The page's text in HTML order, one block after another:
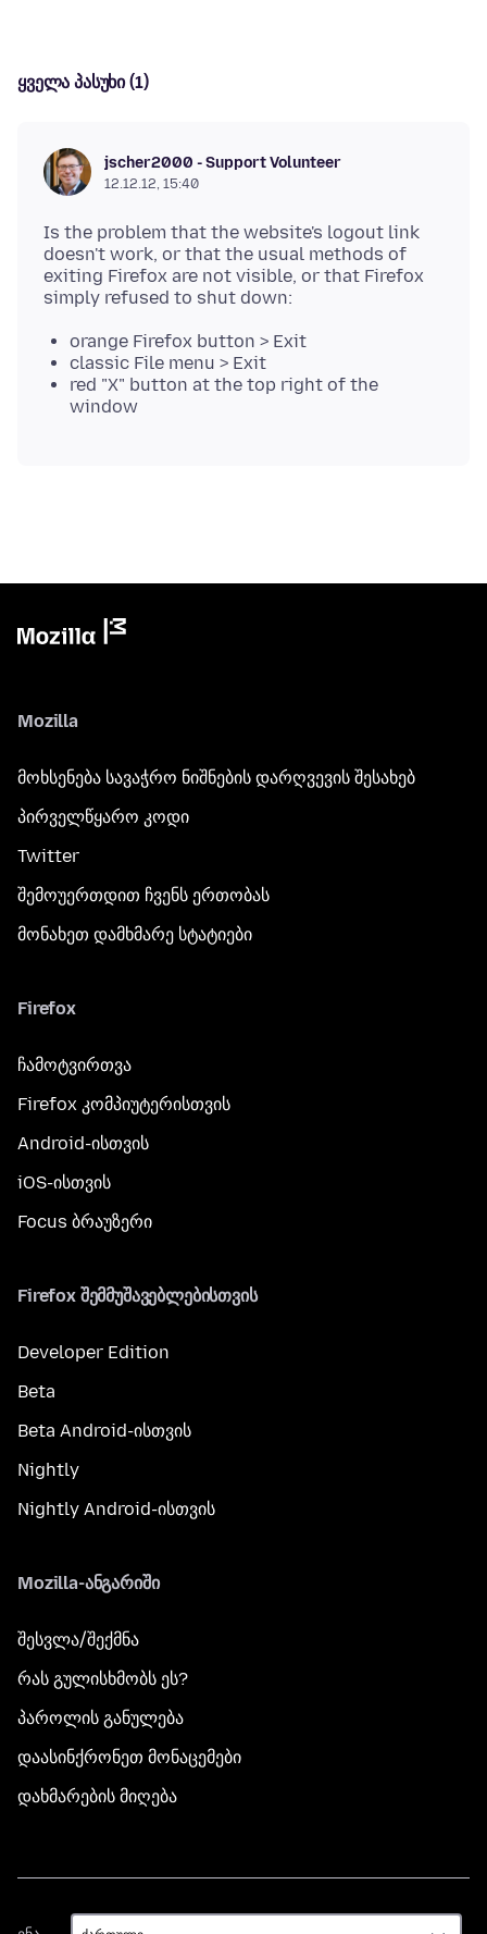
ყველა პასუხი (1)
jscher2000 - Support Volunteer
12.12.12, 15:40
Is the problem that the website's logout link
doesn't work, or that the usual methods of
exiting Firefox are not visible, or that Firefox
orange Firefox button > Exit
classic File menu > Exit
red "X" button at the top right of the
window
Mozilla
მოხსენება სავაჭრო ნიშნების დარღვევის შესახებ
პირველწყარო კოდი
Twitter
შემოუერთდით ჩვენს ერთობას
მონახეთ დამხმარე სტატიები
Firefox
ჩამოტვირთვა
Firefox კომპიუტერისთვის
Android-ისთვის
iOS-ისთვის
Focus ბრაუზერი
Firefox შემმუშავებლებისთვის
Developer Edition
Beta
Beta Android-ისთვის
Nightly
Nightly Android-ისთვის
Mozilla-ანგარიში
შესვლა/შექმნა
რას გულისხმობს ეს?
პაროლის განულება
დაასინქრონეთ მონაცემები
დახმარების მიღება
ენა